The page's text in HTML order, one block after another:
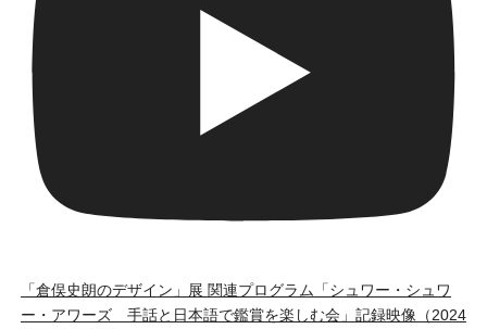
「倉俣史朗のデザイン」展 関連プログラム「シュワー・シュワ
ー・アワーズ 手話と日本語で鑑賞を楽しむ会」記録映像（2024